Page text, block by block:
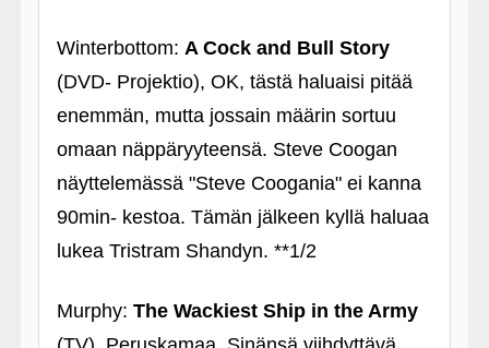
Winterbottom: A Cock and Bull Story
(DVD- Projektio), OK, tästä haluaisi pitää
enemmän, mutta jossain määrin sortuu
omaan näppäryyteensä. Steve Coogan
näyttelemässä "Steve Coogania" ei kanna
90min- kestoa. Tämän jälkeen kyllä haluaa
lukea Tristram Shandyn. **1/2
Murphy: The Wackiest Ship in the Army